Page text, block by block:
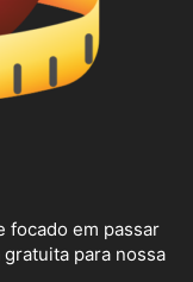
focado em passar
para nossa